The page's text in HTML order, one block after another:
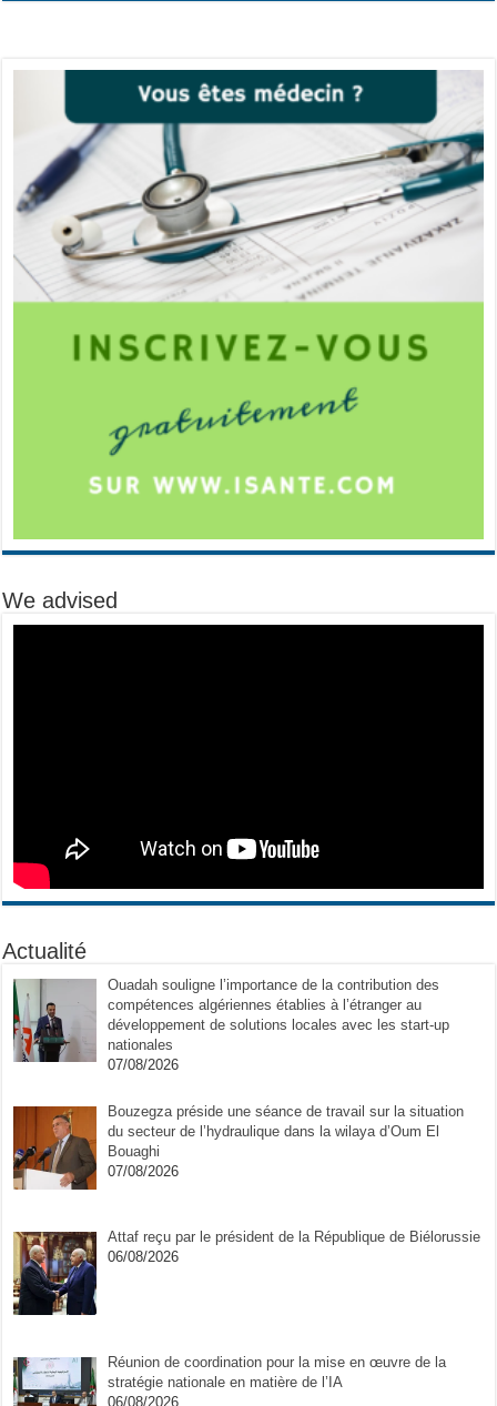
We advised
Actualité
Ouadah souligne l’importance de la contribution des
compétences algériennes établies à l’étranger au
développement de solutions locales avec les start-up
nationales
07/08/2026
Bouzegza préside une séance de travail sur la situation
du secteur de l’hydraulique dans la wilaya d’Oum El
Bouaghi
07/08/2026
Attaf reçu par le président de la République de Biélorussie
06/08/2026
Réunion de coordination pour la mise en œuvre de la
stratégie nationale en matière de l’IA
06/08/2026